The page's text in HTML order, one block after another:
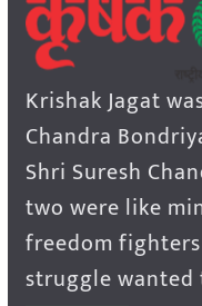
Krishak Jagat
Chandra
Shri Suresh
two were like
freedom
struggle